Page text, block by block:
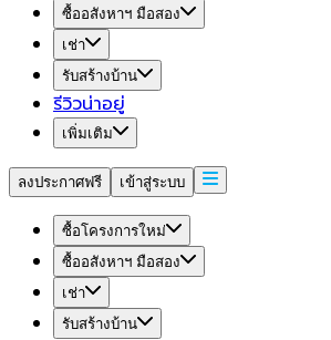
ซื้ออสังหาฯ มือสอง
เช่า
รับสร้างบ้าน
รีวิวน่าอยู่
เพิ่มเติม
ลงประกาศฟรี เข้าสู่ระบบ
ซื้อโครงการใหม่
ซื้ออสังหาฯ มือสอง
เช่า
รับสร้างบ้าน